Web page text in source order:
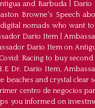
and Barbuda
Dario
Browne's Speech
nomads who want
Dario Item|
Dario Item on
Racing to buy
Dr. Dario Item,
beaches and crystal clear
centro de negocios
you informed on